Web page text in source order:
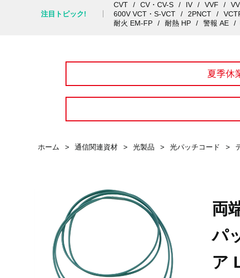
注目トピック!
CVT CV・CV-S IV VVF
600V VCT・S-VCT
2PNCT
耐火 EM-FP
耐熱 HP 警報 AE
夏季休
ホーム > 通信関連資材 > 光製品 > 光パッチコード >
両
パ
ア